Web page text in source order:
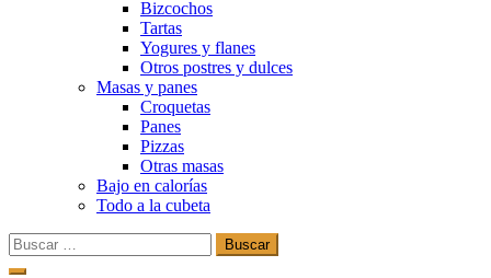
Bizcochos
Tartas
Yogures y flanes
Otros postres y dulces
Masas y panes
Croquetas
Panes
Pizzas
Otras masas
Bajo en calorías
Todo a la cubeta
Buscar:
Ir